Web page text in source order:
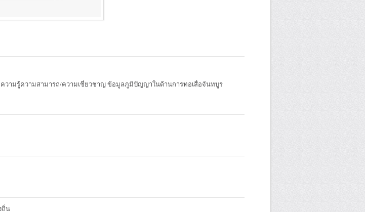
วามรู้ความสามารถ/ความเชี่ยวชาญ ข้อมูลภูมิปัญญาในด้านการทอเสื่อจันทบูร
ถิ่น